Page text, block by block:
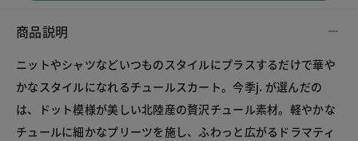
商品説明
ニットやシャツなどいつものスタイルにプラスするだけで華や
かなスタイルになれるチュールスカート。今季j. が選んだの
は、ドット模様が美しい北陸産の贅沢チュール素材。軽やかな
チュールに細かなプリーツを施し、ふわっと広がるドラマティ